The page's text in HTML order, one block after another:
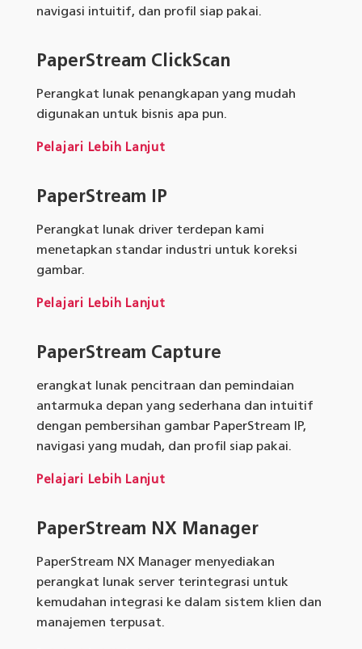
navigasi intuitif, dan profil siap pakai.
PaperStream ClickScan
Perangkat lunak penangkapan yang mudah
digunakan untuk bisnis apa pun.
Pelajari Lebih Lanjut
PaperStream IP
Perangkat lunak driver terdepan kami
menetapkan standar industri untuk koreksi
gambar.
Pelajari Lebih Lanjut
PaperStream Capture
erangkat lunak pencitraan dan pemindaian
antarmuka depan yang sederhana dan intuitif
dengan pembersihan gambar PaperStream IP,
navigasi yang mudah, dan profil siap pakai.
Pelajari Lebih Lanjut
PaperStream NX Manager
PaperStream NX Manager menyediakan
perangkat lunak server terintegrasi untuk
kemudahan integrasi ke dalam sistem klien dan
manajemen terpusat.